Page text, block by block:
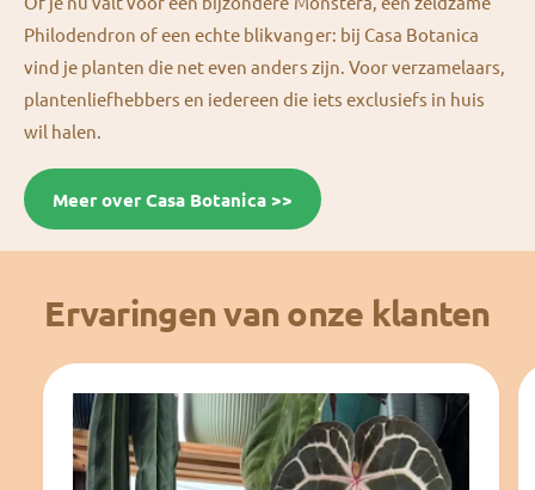
Philodendron of een echte blikvanger: bij Casa Botanica
vind je planten die net even anders zijn. Voor verzamelaars,
plantenliefhebbers en iedereen die iets exclusiefs in huis
wil halen.
Meer over Casa Botanica >>
Ervaringen van onze klanten